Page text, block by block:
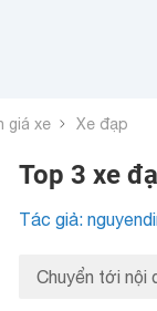
giá xe Xe đạp
Top 3 xe
Tác giả:
Chuyển tới nội